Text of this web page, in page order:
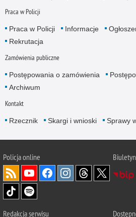
Praca w Policji
Praca w Policji Informacje
Rekrutacja
Zamówienia publiczne
Postępowania o zamówienia
Archiwum
Kontakt
Rzecznik Skargi i wnioski Sprawy
Policjaonline
Redakcja serwisu